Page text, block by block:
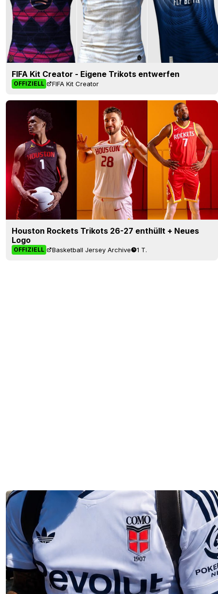
FIFA Kit Creator - Eigene Trikots entwerfen
OFFIZIELL FIFA Kit Creator
Houston Rockets Trikots 26-27 enthüllt + Neues
Logo
OFFIZIELL Basketball Jersey Archive 1 T.